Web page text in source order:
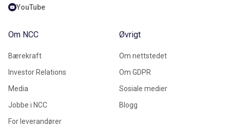
YouTube
Om NCC
Bærekraft
Investor Relations
Media
Jobbe i NCC
For leverandører
Øvrigt
Om nettstedet
Om GDPR
Sosiale medier
Blogg